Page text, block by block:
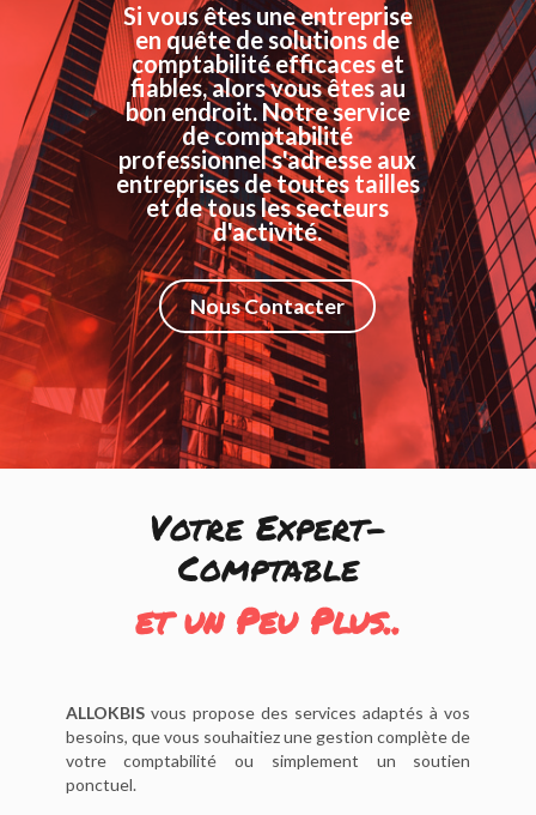
Si vous êtes une entreprise
en quête de solutions de
comptabilité efficaces et
fiables, alors vous êtes au
bon endroit. Notre service
de comptabilité
professionnel s'adresse aux
entreprises de toutes tailles
et de tous les secteurs
d'activité.
Nous Contacter
Votre Expert-
Comptable
et un Peu Plus..
ALLOKBISvous propose des services adaptés à vos
besoins, que vous souhaitiez une gestion complète de
votre comptabilité ou simplement un soutien
ponctuel.